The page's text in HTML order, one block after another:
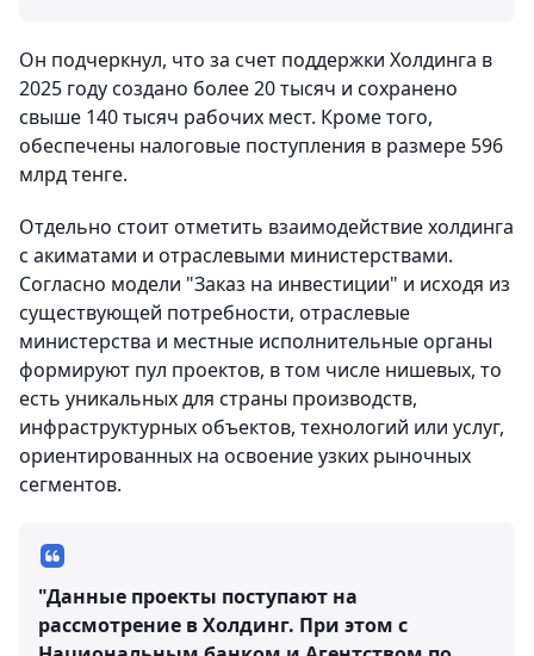
Он подчеркнул, что за счет поддержки Холдинга в
2025 году создано более 20 тысяч и сохранено
свыше 140 тысяч рабочих мест. Кроме того,
обеспечены налоговые поступления в размере 596
млрд тенге.
Отдельно стоит отметить взаимодействие холдинга
с акиматами и отраслевыми министерствами.
Согласно модели "Заказ на инвестиции" и исходя из
существующей потребности, отраслевые
министерства и местные исполнительные органы
формируют пул проектов, в том числе нишевых, то
есть уникальных для страны производств,
инфраструктурных объектов, технологий или услуг,
ориентированных на освоение узких рыночных
сегментов.
"Данные проекты поступают на
рассмотрение в Холдинг. При этом с